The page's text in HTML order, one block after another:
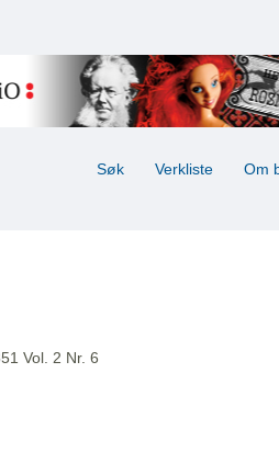
Søk Verkliste Om
Vol. 2 Nr. 6